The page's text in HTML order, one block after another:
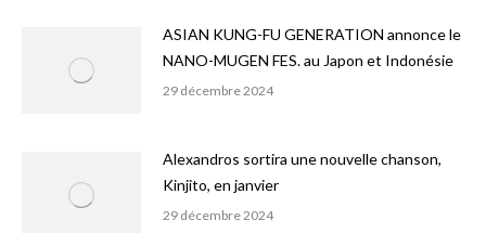
ASIAN KUNG-FU GENERATION annonce le
NANO-MUGEN FES. au Japon et Indonésie
29 décembre 2024
Alexandros sortira une nouvelle chanson,
Kinjito, en janvier
29 décembre 2024